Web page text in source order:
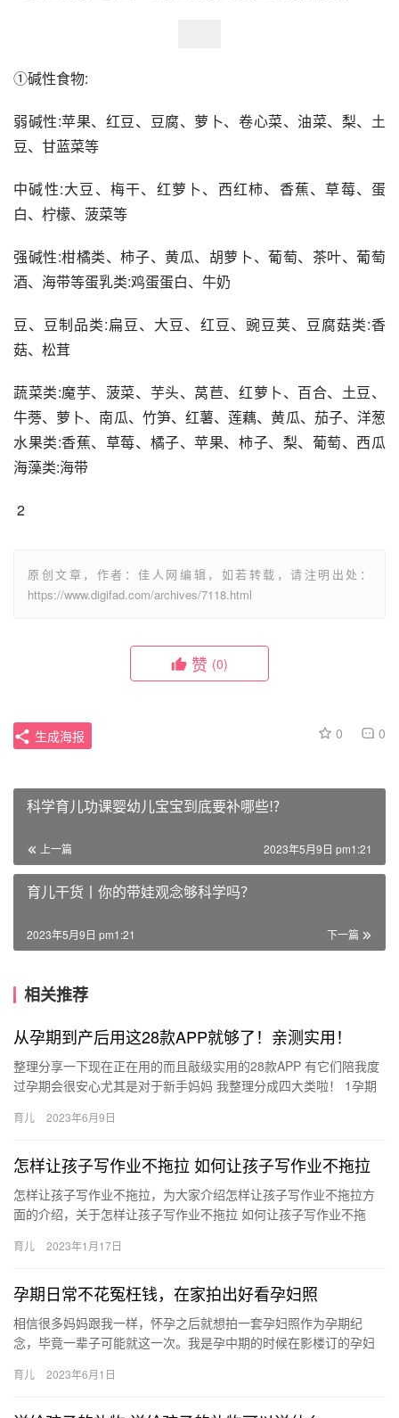
①碱性食物:
弱碱性:苹果、红豆、豆腐、萝卜、卷心菜、油菜、梨、土
豆、甘蓝菜等
中碱性:大豆、梅干、红萝卜、西红柿、香蕉、草莓、蛋
白、柠檬、菠菜等
强碱性:柑橘类、柿子、黄瓜、胡萝卜、葡萄、茶叶、葡萄
酒、海带等蛋乳类:鸡蛋蛋白、牛奶
豆、豆制品类:扁豆、大豆、红豆、豌豆荚、豆腐菇类:香
菇、松茸
蔬菜类:魔芋、菠菜、芋头、莴苣、红萝卜、百合、土豆、
牛蒡、萝卜、南瓜、竹笋、红薯、莲藕、黄瓜、茄子、洋葱
水果类:香蕉、草莓、橘子、苹果、柿子、梨、葡萄、西瓜
海藻类:海带
2
原创文章，作者：佳人网编辑，如若转载，请注明出处：
https://www.digifad.com/archives/7118.html
赞 (0)
0 0
生成海报
科学育儿功课婴幼儿宝宝到底要补哪些⁉
上一篇 2023年5月9日 pm1:21
育儿干货丨你的带娃观念够科学吗？
下一篇
2023年5月9日 pm1:21
相关推荐
从孕期到产后用这28款APP就够了！亲测实用！
整理分享一下现在正在用的而且敲级实用的28款APP 有它们陪我度
过孕期会很安心尤其是对于新手妈妈 我整理分成四大类啦！ 1孕期
育儿 2023年6月9日
怎样让孩子写作业不拖拉 如何让孩子写作业不拖拉
怎样让孩子写作业不拖拉，为大家介绍怎样让孩子写作业不拖拉方
面的介绍，关于怎样让孩子写作业不拖拉 如何让孩子写作业不拖
…
育儿 2023年1月17日
孕期日常不花冤枉钱，在家拍出好看孕妇照
相信很多妈妈跟我一样，怀孕之后就想拍一套孕妇照作为孕期纪
念，毕竟一辈子可能就这一次。我是孕中期的时候在影楼订的孕妇
孕之…
育儿 2023年6月1日